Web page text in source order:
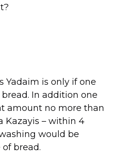
Yadaim is only if one
In addition one
amount no more than
Kazayis – within 4
would be
of bread.